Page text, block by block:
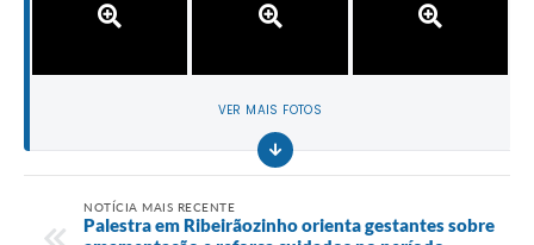
VER MAIS FOTOS
NOTÍCIA MAIS RECENTE
Palestra em Ribeirãozinho orienta gestantes sobre